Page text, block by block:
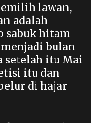
lawan,
adalah
sabuk hitam
bulan
setelah itu Mai
itu dan
di hajar